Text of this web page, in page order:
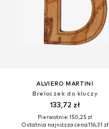
ALVIERO MARTINI
Breloczek do kluczy
133,72 zł
Pierwotnie: 150,25 zł
Ostatnia najniższa cena:116,31 zł